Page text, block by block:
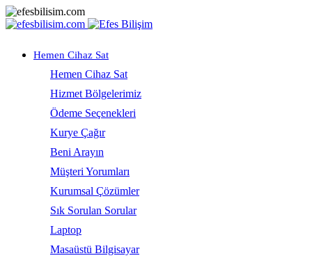
Hemen Cihaz Sat
Hemen Cihaz Sat
Hizmet Bölgelerimiz
Ödeme Seçenekleri
Kurye Çağır
Beni Arayın
Müşteri Yorumları
Kurumsal Çözümler
Sık Sorulan Sorular
Laptop
Masaüstü Bilgisayar